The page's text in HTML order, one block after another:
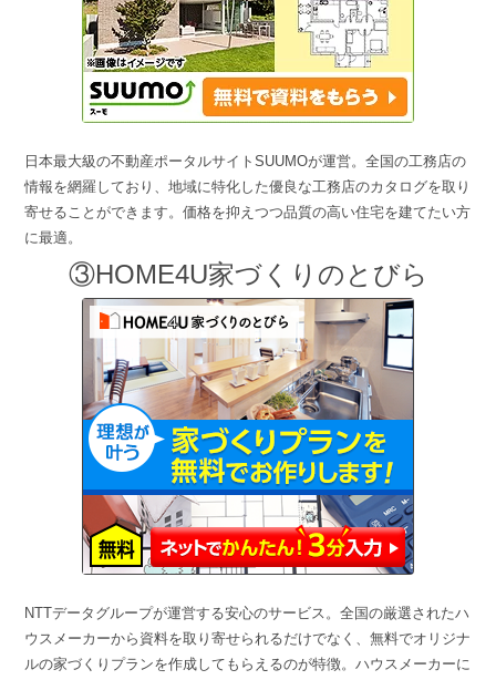
日本最大級の不動産ポータルサイトSUUMOが運営。全国の工務店の
情報を網羅しており、地域に特化した優良な工務店のカタログを取り
寄せることができます。価格を抑えつつ品質の高い住宅を建てたい方
に最適。
③HOME4U家づくりのとびら
NTTデータグループが運営する安心のサービス。全国の厳選されたハ
ウスメーカーから資料を取り寄せられるだけでなく、無料でオリジナ
ルの家づくりプランを作成してもらえるのが特徴。ハウスメーカーに